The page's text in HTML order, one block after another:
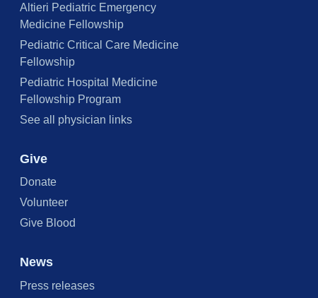
Altieri Pediatric Emergency
Medicine Fellowship
Pediatric Critical Care Medicine
Fellowship
Pediatric Hospital Medicine
Fellowship Program
See all physician links
Give
Donate
Volunteer
Give Blood
News
Press releases